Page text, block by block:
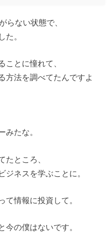
らない状態で、
た。
ことに憧れて、
方法を調べてたんですよ
みたな。
たところ、
ジネスを学ぶことに。
て情報に投資して。
今の僕はないです。